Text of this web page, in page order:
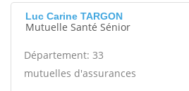
Luc Carine TARGON
Mutuelle Santé Sénior
Département: 33
mutuelles d'assurances